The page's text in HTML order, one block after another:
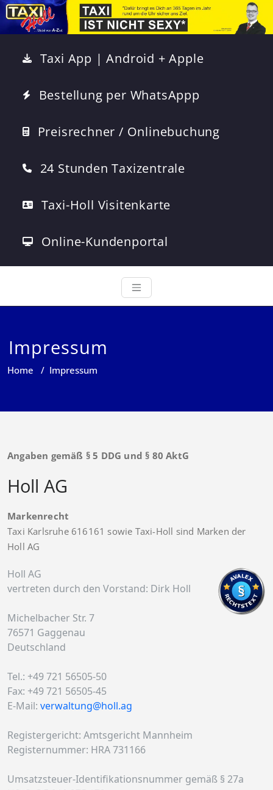
Taxi App | Android + Apple
Bestellung per WhatsAppp
Preisrechner / Onlinebuchung
24 Stunden Taxizentrale
Taxi-Holl Visitenkarte
Online-Kundenportal
Impressum
Home / Impressum
Angaben gemäß § 5 DDG und § 80 AktG
Holl AG
Markenrecht
Taxi Karlsruhe 616161 sowie Taxi-Holl sind Marken der
Holl AG
Holl AG
vertreten durch den Vorstand: Dirk Holl
Michelbacher Str. 7
76571 Gaggenau
Deutschland
Tel.: +49 721 56505-50
Fax: +49 721 56505-45
E-Mail: verwaltung@holl.ag
Registergericht: Amtsgericht Mannheim
Registernummer: HRA 731166
Umsatzsteuer-Identifikationsnummer gemäß § 27a